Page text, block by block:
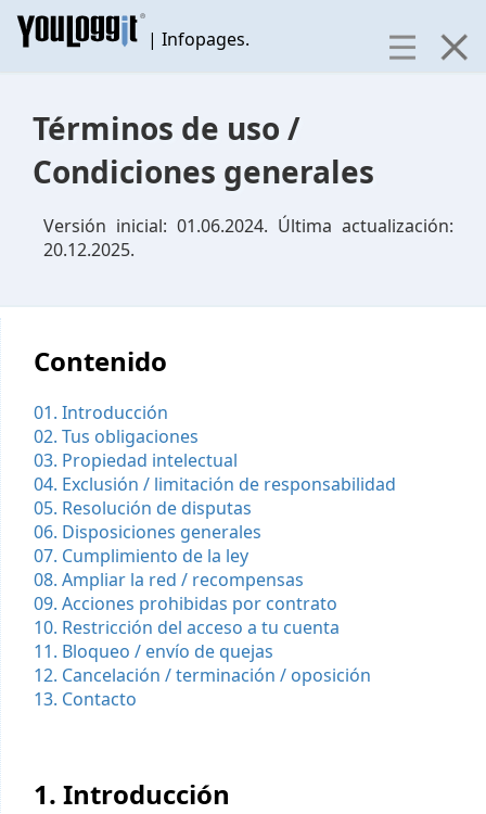
| Infopages.
Términos de uso /
Condiciones generales
Versión inicial: 01.06.2024. Última actualización:
20.12.2025.
Contenido
01. Introducción
02. Tus obligaciones
03. Propiedad intelectual
04. Exclusión / limitación de responsabilidad
05. Resolución de disputas
06. Disposiciones generales
07. Cumplimiento de la ley
08. Ampliar la red / recompensas
09. Acciones prohibidas por contrato
10. Restricción del acceso a tu cuenta
11. Bloqueo / envío de quejas
12. Cancelación / terminación / oposición
13. Contacto
1. Introducción